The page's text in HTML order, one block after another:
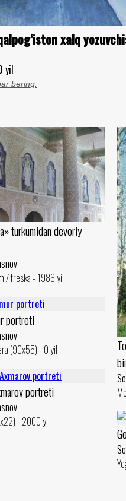
xalq
yil
bering.
turkumidan devoriy
/ freska - 1986 yil
portreti
(90x55) - 0 yil
portreti
- 2000 yil